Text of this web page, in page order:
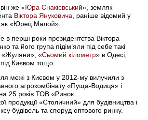
же «Юра Єнакієвський», земляк
Віктора Януковича , раніше відомий у
як «Юрец Малой».
перші роки президентства Віктора
та його група підімʼяли під себе такі
«Жуляни», «Сьомий кілометр» в Одесі,
під Києвом тощо.
межі з Києвом у 2012-му вилучили з
агрокомбінату «Пуща-Водиця» і
25 років ТОВ «Ринок
продукції «Столичний» для будівництва і
будівель та споруд оптового ринку.